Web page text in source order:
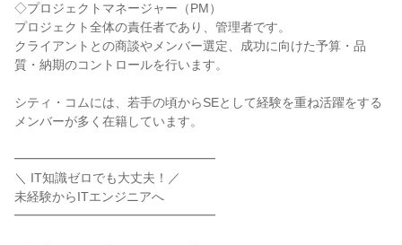
◇プロジェクトマネージャー（PM）
プロジェクト全体の責任者であり、管理者です。
クライアントとの商談やメンバー選定、成功に向けた予算・品
質・納期のコントロールを行います。
シティ・コムには、若手の頃からSEとして経験を重ね活躍をする
メンバーが多く在籍しています。
━━━━━━━━━━━━━━━━
＼ IT知識ゼロでも大丈夫！／
未経験からITエンジニアへ
━━━━━━━━━━━━━━━━